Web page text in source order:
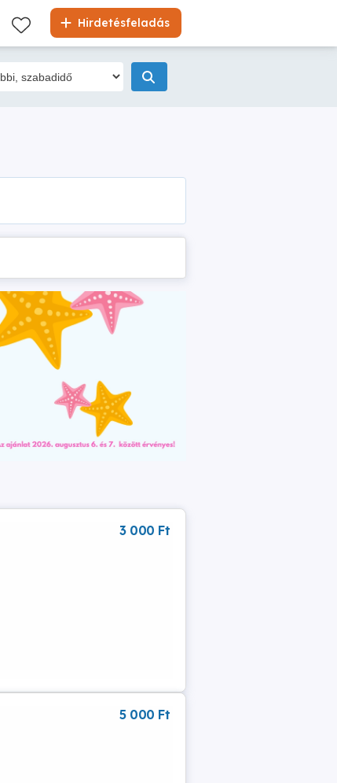
Hirdetésfeladás
3 000 Ft
5 000 Ft